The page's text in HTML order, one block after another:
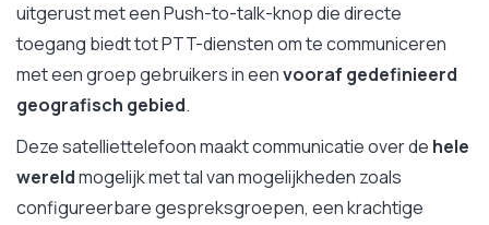
uitgerust met een Push-to-talk-knop die directe
toegang biedt tot PTT-diensten om te communiceren
met een groep gebruikers in eenvooraf gedefinieerd
geografisch gebied.
Deze satelliettelefoon maakt communicatie over de hele
wereldmogelijk met tal van mogelijkheden zoals
configureerbare gespreksgroepen, een krachtige